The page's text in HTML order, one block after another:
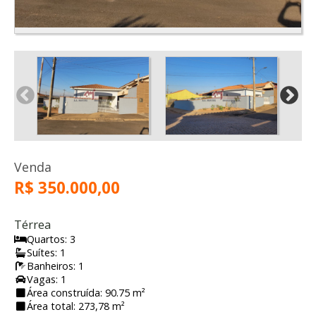
Venda
R$ 350.000,00
Térrea
Quartos: 3
Suítes: 1
Banheiros: 1
Vagas: 1
Área construída: 90.75 m²
Área total: 273,78 m²